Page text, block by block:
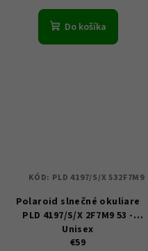
Do košíka
Polaroid slnečné okuliare
PLD 4197/S/X 2F7M9 53 -
Unisex
€59
KÓD: PLD 4197/S/X 532F7M9